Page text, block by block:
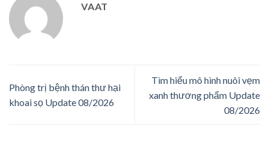
VAAT
Phòng trị bệnh thán thư hại
khoai sọ Update 08/2026
Tìm hiểu mô hình nuôi vẹm
xanh thương phẩm Update
08/2026